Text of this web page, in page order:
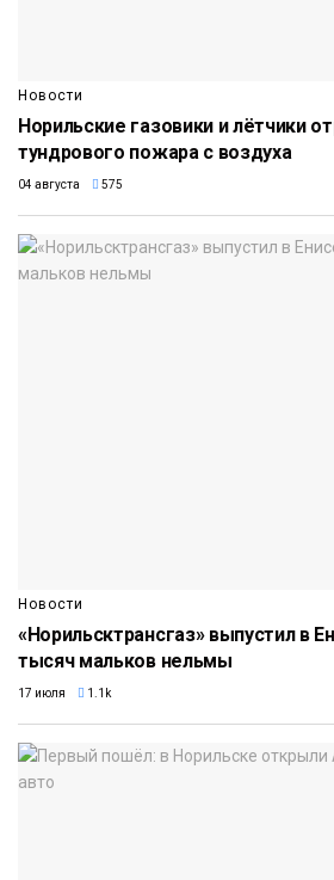
Новости
Норильские газовики и лётчики
тундрового пожара с воздуха
04 августа 575
Новости
«Норильсктрансгаз» выпустил в
тысяч мальков нельмы
17 июля 1.1k